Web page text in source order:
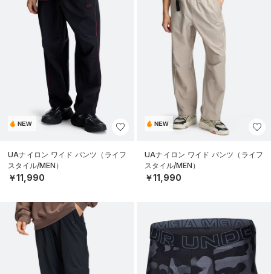
NEW
UAナイロン ワイド パンツ（ライフ
スタイル/MEN）
￥11,990
NEW
UAナイロン ワイド パンツ（ライフ
スタイル/MEN）
￥11,990